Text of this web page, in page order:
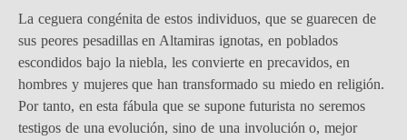
La ceguera congénita de estos individuos, que se guarecen de
sus peores pesadillas en Altamiras ignotas, en poblados
escondidos bajo la niebla, les convierte en precavidos, en
hombres y mujeres que han transformado su miedo en religión.
Por tanto, en esta fábula que se supone futurista no seremos
testigos de una evolución, sino de una involución o, mejor